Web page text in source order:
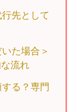
先として
た場合＞
流れ
る？専門